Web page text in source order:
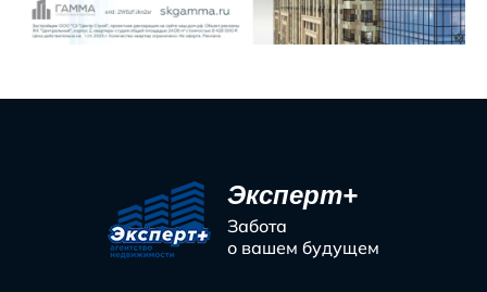
Эксперт+
Забота
о вашем будущем